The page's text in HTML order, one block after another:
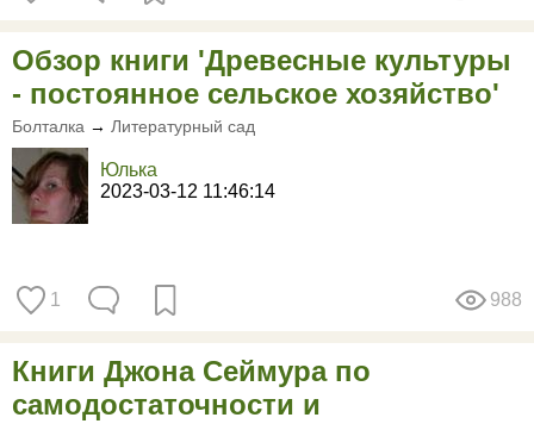
Обзор книги 'Древесные культуры
- постоянное сельское хозяйство'
Болталка → Литературный сад
Юлька
2023-03-12 11:46:14
1 988
Книги Джона Сеймура по
самодостаточности и